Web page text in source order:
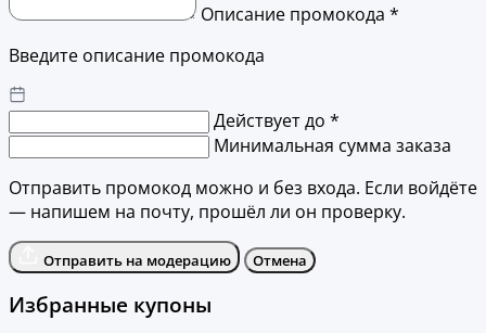
Описание промокода *
Введите описание промокода
Действует до *
Минимальная сумма заказа
Отправить промокод можно и без входа. Если войдёте
— напишем на почту, прошёл ли он проверку.
Отправить на модерацию Отмена
Избранные купоны